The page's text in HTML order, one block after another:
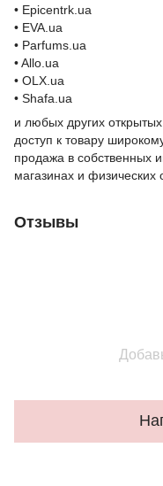
• Epicentrk.ua
• EVA.ua
• Parfums.ua
• Allo.ua
• OLX.ua
• Shafa.ua
и любых других
доступ к товару
продажа в собственных
магазинах и
Отзывы